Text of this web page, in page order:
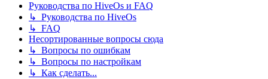
Руководства по HiveOs и FAQ
↳ Руководства по HiveOs
↳ FAQ
Несортированные вопросы сюда
↳ Вопросы по ошибкам
↳ Вопросы по настройкам
↳ Как сделать...